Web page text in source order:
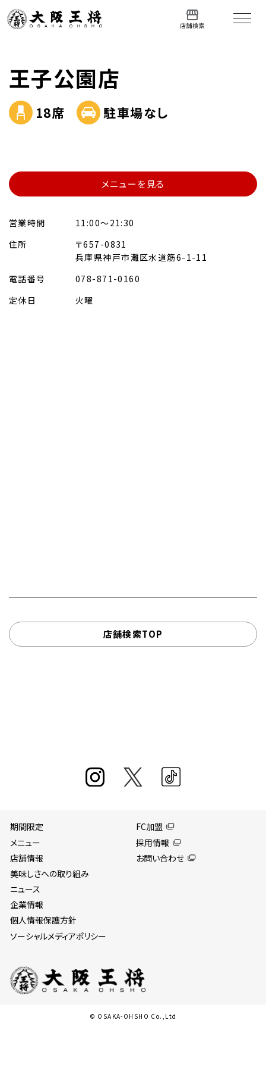
王子公園店
18席 駐車場なし
メニューを見る
営業時間
11:00～21:30
住所
〒657-0831
兵庫県神戸市灘区水道筋6-1-11
電話番号
078-871-0160
定休日
火曜
店舗検索TOP
期間限定
メニュー
店舗情報
美味しさへの取り組み
ニュース
企業情報
個人情報保護方針
ソーシャルメディアポリシー
FC加盟
採用情報
お問い合わせ
© OSAKA-OHSHO Co.,Ltd